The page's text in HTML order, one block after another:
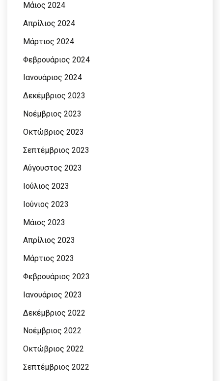
Μάιος 2024
Απρίλιος 2024
Μάρτιος 2024
Φεβρουάριος 2024
Ιανουάριος 2024
Δεκέμβριος 2023
Νοέμβριος 2023
Οκτώβριος 2023
Σεπτέμβριος 2023
Αύγουστος 2023
Ιούλιος 2023
Ιούνιος 2023
Μάιος 2023
Απρίλιος 2023
Μάρτιος 2023
Φεβρουάριος 2023
Ιανουάριος 2023
Δεκέμβριος 2022
Νοέμβριος 2022
Οκτώβριος 2022
Σεπτέμβριος 2022